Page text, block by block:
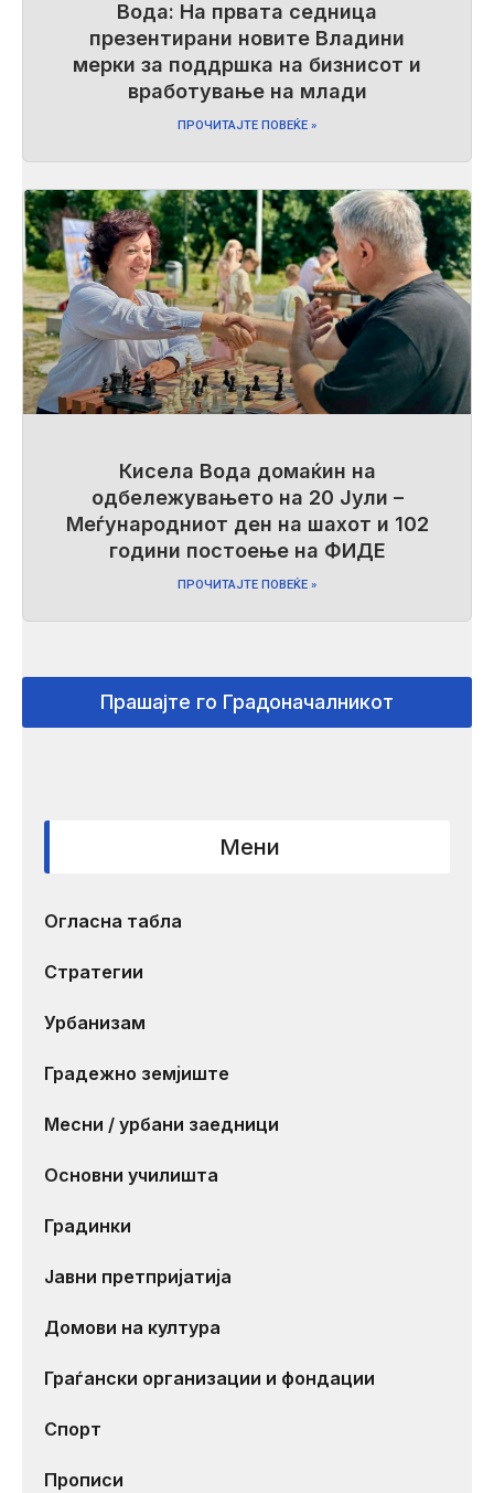
Вода: На првата седница
презентирани новите Владини
мерки за поддршка на бизнисот и
вработување на млади
ПРОЧИТАЈТЕ ПОВЕЌЕ »
Кисела Вода домаќин на
одбележувањето на 20 Јули –
Меѓународниот ден на шахот и 102
години постоење на ФИДЕ
ПРОЧИТАЈТЕ ПОВЕЌЕ »
Прашајте го Градоначалникот
Мени
Огласна табла
Стратегии
Урбанизам
Градежно земјиште
Месни / урбани заедници
Основни училишта
Градинки
Јавни претпријатија
Домови на култура
Граѓански организации и фондации
Спорт
Прописи